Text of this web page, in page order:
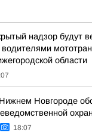
надзор будут
водителями
области
Новгороде
18:07